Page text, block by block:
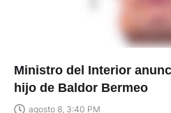
Ministro del Interior
hijo de Baldor Bermeo
agosto 8, 3:40 PM